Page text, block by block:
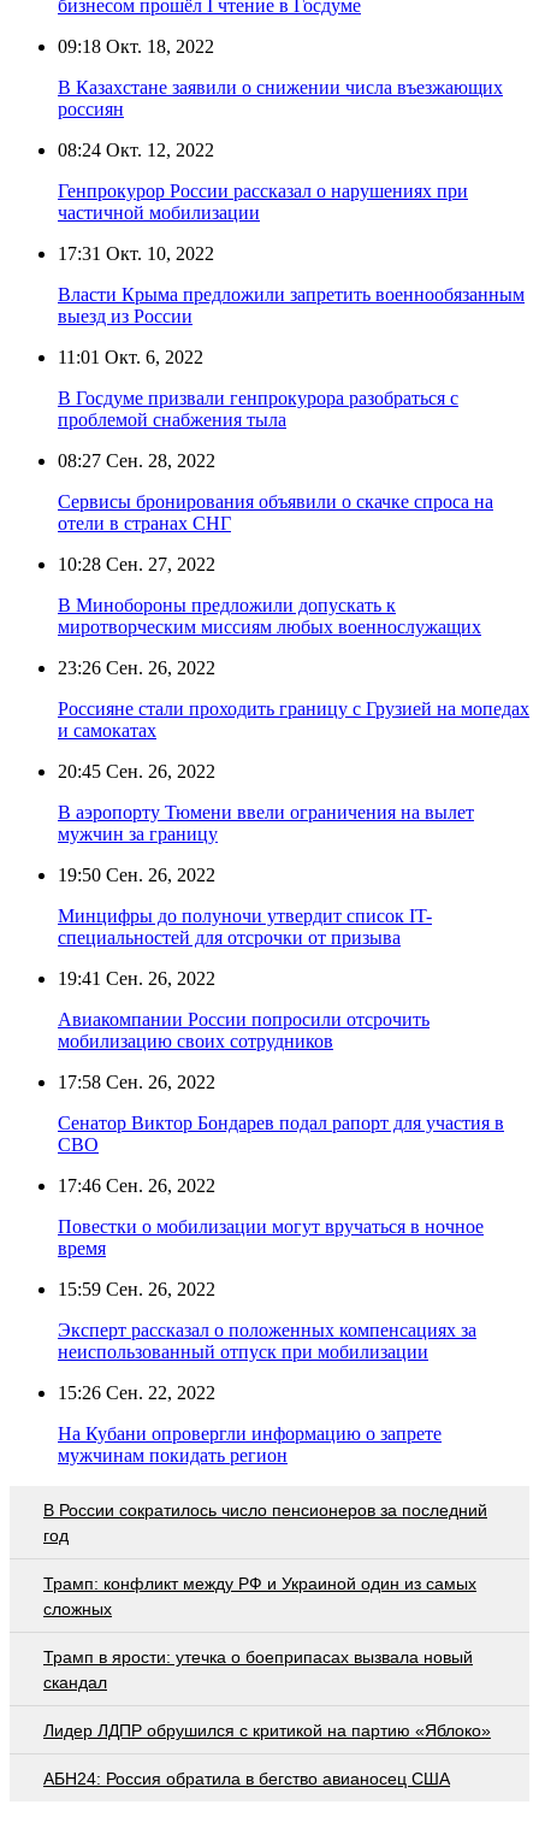
бизнесом прошёл I чтение в Госдуме
09:18 Окт. 18, 2022
В Казахстане заявили о снижении числа въезжающих
россиян
08:24 Окт. 12, 2022
Генпрокурор России рассказал о нарушениях при
частичной мобилизации
17:31 Окт. 10, 2022
Власти Крыма предложили запретить военнообязанным
выезд из России
11:01 Окт. 6, 2022
В Госдуме призвали генпрокурора разобраться с
проблемой снабжения тыла
08:27 Сен. 28, 2022
Сервисы бронирования объявили о скачке спроса на
отели в странах СНГ
10:28 Сен. 27, 2022
В Минобороны предложили допускать к
миротворческим миссиям любых военнослужащих
23:26 Сен. 26, 2022
Россияне стали проходить границу с Грузией на мопедах
и самокатах
20:45 Сен. 26, 2022
В аэропорту Тюмени ввели ограничения на вылет
мужчин за границу
19:50 Сен. 26, 2022
Минцифры до полуночи утвердит список IT-
специальностей для отсрочки от призыва
19:41 Сен. 26, 2022
Авиакомпании России попросили отсрочить
мобилизацию своих сотрудников
17:58 Сен. 26, 2022
Сенатор Виктор Бондарев подал рапорт для участия в
СВО
17:46 Сен. 26, 2022
Повестки о мобилизации могут вручаться в ночное
время
15:59 Сен. 26, 2022
Эксперт рассказал о положенных компенсациях за
неиспользованный отпуск при мобилизации
15:26 Сен. 22, 2022
На Кубани опровергли информацию о запрете
мужчинам покидать регион
В России сократилось число пенсионеров за последний
год
Трамп: конфликт между РФ и Украиной один из самых
сложных
Трамп в ярости: утечка о боеприпасах вызвала новый
скандал
Лидер ЛДПР обрушился с критикой на партию «Яблоко»
АБН24: Россия обратила в бегство авианосец США